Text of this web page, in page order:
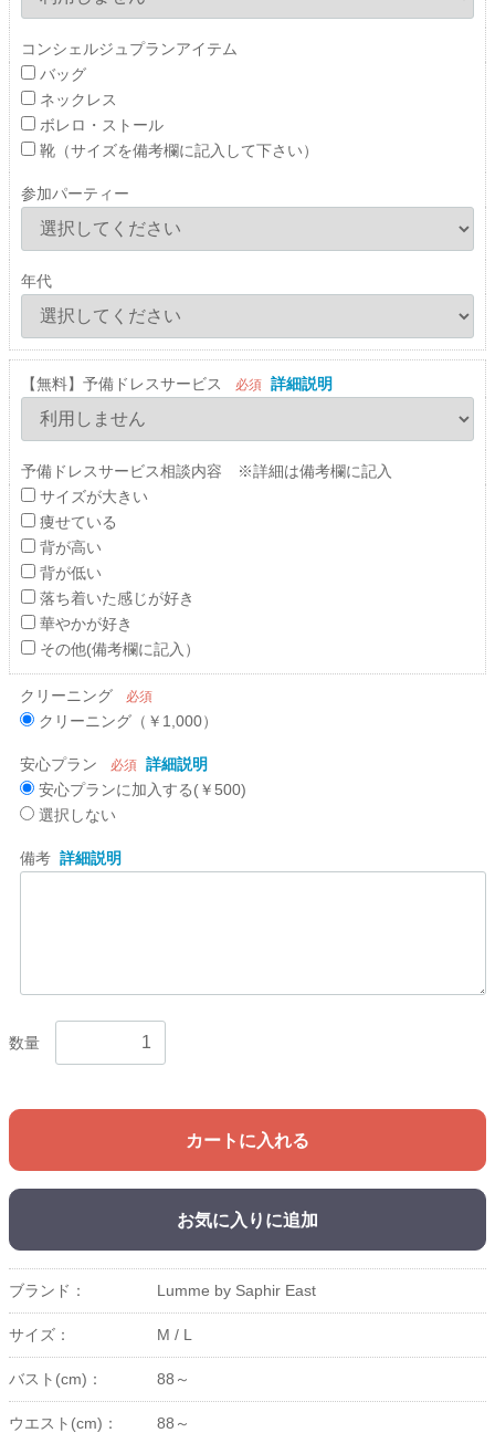
コンシェルジュプランアイテム
バッグ
ネックレス
ボレロ・ストール
靴（サイズを備考欄に記入して下さい）
参加パーティー
年代
【無料】予備ドレスサービス 必須 詳細説明
予備ドレスサービス相談内容 ※詳細は備考欄に記入
サイズが大きい
痩せている
背が高い
背が低い
落ち着いた感じが好き
華やかが好き
その他(備考欄に記入）
クリーニング 必須
クリーニング（￥1,000）
安心プラン 必須 詳細説明
安心プランに加入する(￥500)
選択しない
備考 詳細説明
数量
カートに入れる
お気に入りに追加
ブランド： Lumme by Saphir East
サイズ： M / L
バスト(cm)： 88～
ウエスト(cm)： 88～